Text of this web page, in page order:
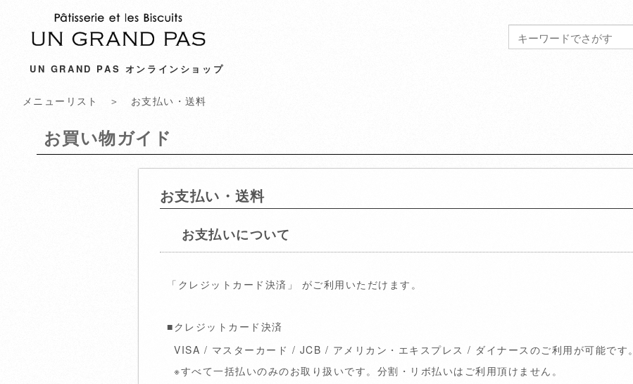
UN GRAND PAS オンラインショップ
メニューリスト ＞ お支払い・送料
お買い物ガイド
お支払い・送料
お支払いについて
「クレジットカード決済」 がご利用いただけます。
■クレジットカード決済
VISA / マスターカード / JCB / アメリカン・エキスプレス / ダイナースのご利用が可能です。
※すべて一括払いのみのお取り扱いです。分割・リボ払いはご利用頂けません。